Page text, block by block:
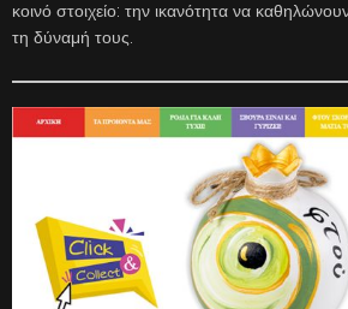
κοινό στοιχείο: την ικανότητα να
τη δύναμή τους.